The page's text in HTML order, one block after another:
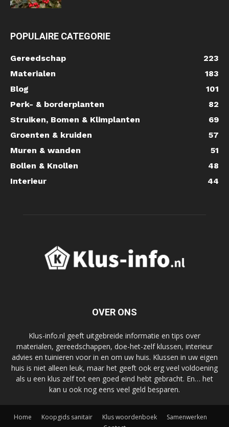
POPULAIRE CATEGORIE
Gereedschap
223
Materialen
183
Blog
101
Perk- & borderplanten
82
Struiken, Bomen & Klimplanten
69
Groenten & kruiden
57
Muren & wanden
51
Bollen & Knollen
48
Interieur
44
OVER ONS
Klus-info.nl geeft uitgebreide informatie en tips over
materialen, gereedschappen, doe-het-zelf klussen, interieur
advies en tuinieren voor in en om uw huis. Klussen in uw eigen
huis is niet alleen leuk, maar het geeft ook erg veel voldoening
als u een klus zelf tot een goed eind hebt gebracht. En… het
kan u ook nog eens veel geld besparen.
Home Koopgids sanitair Klus woordenboek
Samenwerken